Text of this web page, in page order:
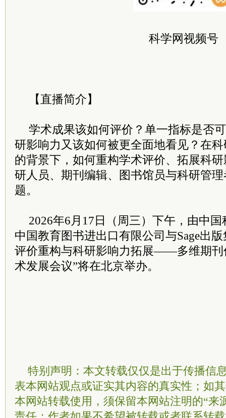
科学网视频号
【直播简介】
学术成果该如何评价？单一指标是否
研影响力又该如何被更全面地看见？在
的背景下，如何重构学术评价、拓展科
研人员、期刊编辑、图书馆员与科研管
题。
2026年6月17日（周三）下午，由中国
中国教育图书进出口有限公司与Sage出
评价重构与科研影响力拓展——多维期
术发展会议”将在北京举办。
特别声明：本文转载仅仅是出于传播信
表本网站观点或证实其内容的真实性；如
本网站转载使用，须保留本网站注明的“来